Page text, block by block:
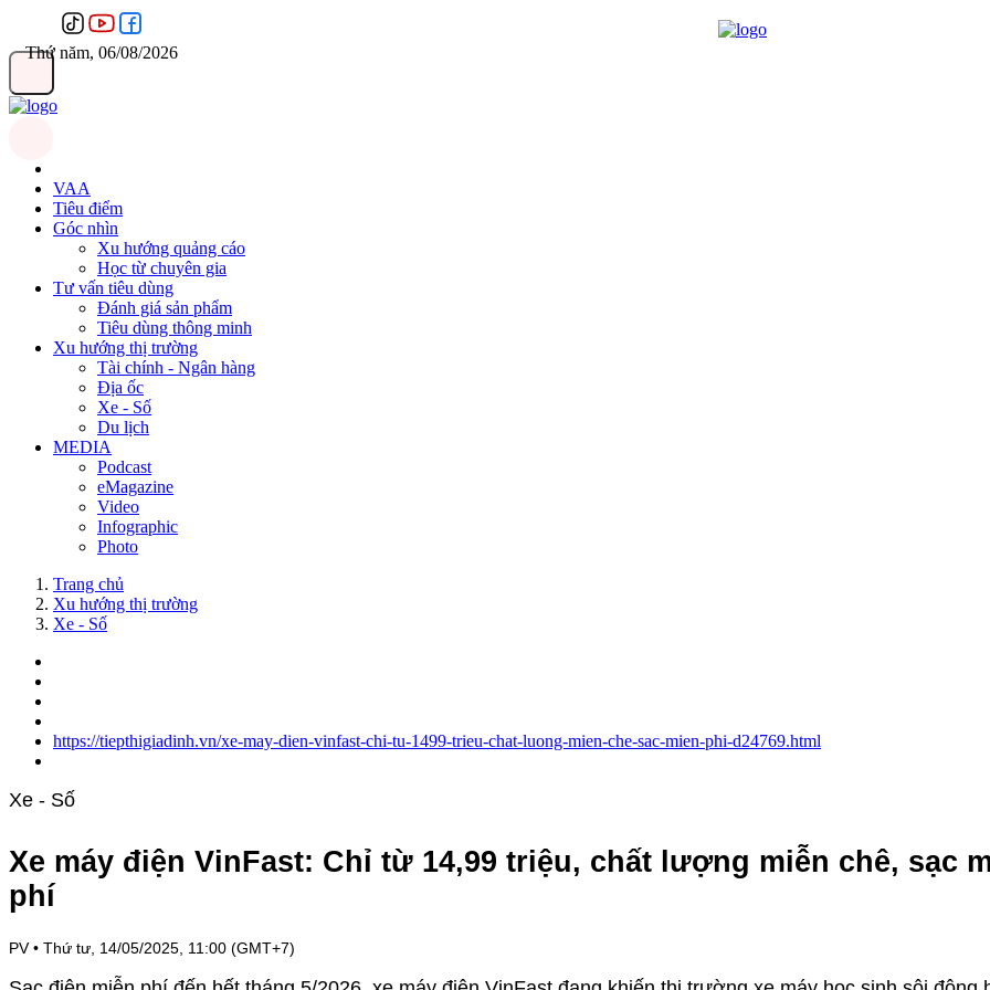
Thứ năm, 06/08/2026
VAA
Tiêu điểm
Góc nhìn
Xu hướng quảng cáo
Học từ chuyên gia
Tư vấn tiêu dùng
Đánh giá sản phẩm
Tiêu dùng thông minh
Xu hướng thị trường
Tài chính - Ngân hàng
Địa ốc
Xe - Số
Du lịch
MEDIA
Podcast
eMagazine
Video
Infographic
Photo
Trang chủ
Xu hướng thị trường
Xe - Số
https://tiepthigiadinh.vn/xe-may-dien-vinfast-chi-tu-1499-trieu-chat-luong-mien-che-sac-mien-phi-d24769.html
Xe - Số
Xe máy điện VinFast: Chỉ từ 14,99 triệu, chất lượng miễn chê, sạc
phí
PV • Thứ tư, 14/05/2025, 11:00 (GMT+7)